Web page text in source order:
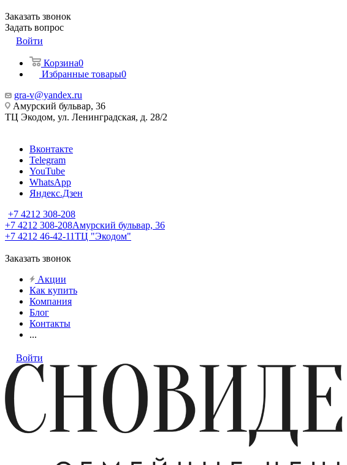
Заказать звонок
Задать вопрос
Войти
Корзина0
Избранные товары0
gra-v@yandex.ru
Амурский бульвар, 36
ТЦ Экодом, ул. Ленинградская, д. 28/2
Вконтакте
Telegram
YouTube
WhatsApp
Яндекс.Дзен
+7 4212 308-208
+7 4212 308-208Амурский бульвар, 36
+7 4212 46-42-11ТЦ "Экодом"
Заказать звонок
Акции
Как купить
Компания
Блог
Контакты
...
Войти